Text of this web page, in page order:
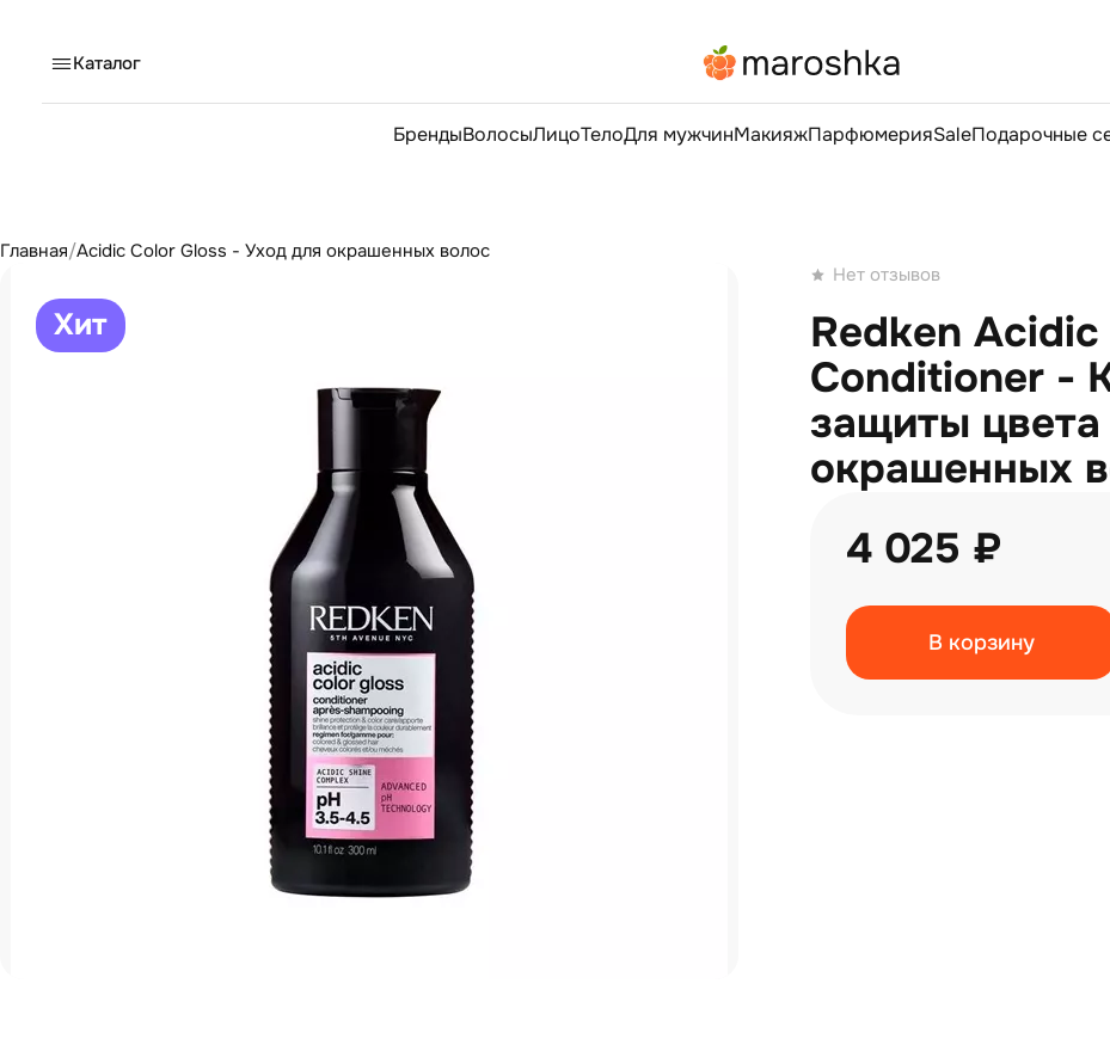
Каталог
БрендыВолосыЛицоТелоДля мужчинМакияжПарфюмерияSaleПодарочные
Главная/Acidic Color Gloss - Уход для окрашенных волос
Хит
Нет отзывов
Redken
Conditioner -
защиты цвета
окрашенных
4 025 ₽
В корзину